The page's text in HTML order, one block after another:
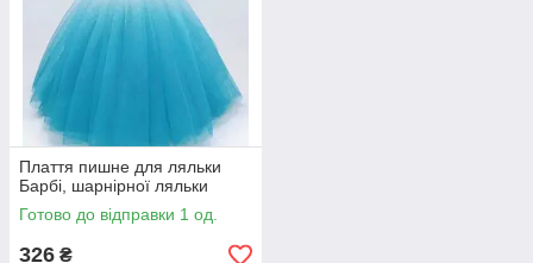
Плаття пишне для ляльки
Барбі, шарнірної ляльки
Готово до відправки 1 од.
326 ₴